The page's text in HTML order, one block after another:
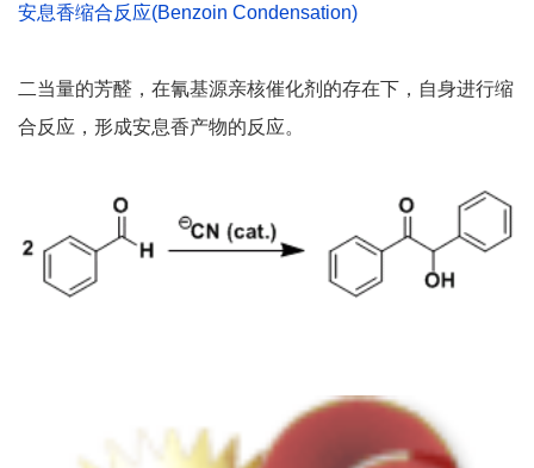
安息香缩合反应(Benzoin Condensation)
二当量的芳醛，在氰基源亲核催化剂的存在下，自身进行缩
合反应，形成安息香产物的反应。